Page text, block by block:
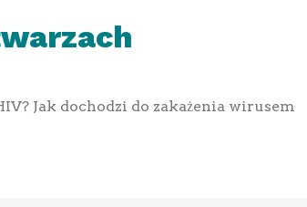
Jak dochodzi do zakażenia wirusem